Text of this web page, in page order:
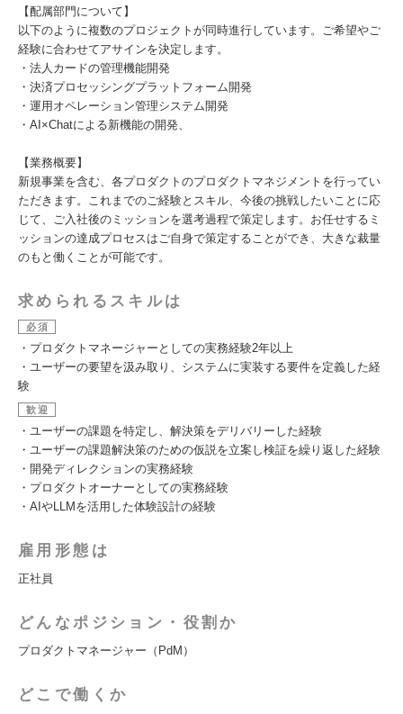
【配属部門について】
以下のように複数のプロジェクトが同時進行しています。ご希望やご
経験に合わせてアサインを決定します。
・法人カードの管理機能開発
・決済プロセッシングプラットフォーム開発
・運用オペレーション管理システム開発
・AI×Chatによる新機能の開発、
【業務概要】
新規事業を含む、各プロダクトのプロダクトマネジメントを行ってい
ただきます。これまでのご経験とスキル、今後の挑戦したいことに応
じて、ご入社後のミッションを選考過程で策定します。お任せするミ
ッションの達成プロセスはご自身で策定することができ、大きな裁量
のもと働くことが可能です。
求められるスキルは
必須
・プロダクトマネージャーとしての実務経験2年以上
・ユーザーの要望を汲み取り、システムに実装する要件を定義した経
験
歓迎
・ユーザーの課題を特定し、解決策をデリバリーした経験
・ユーザーの課題解決策のための仮説を立案し検証を繰り返した経験
・開発ディレクションの実務経験
・プロダクトオーナーとしての実務経験
・AIやLLMを活用した体験設計の経験
雇用形態は
正社員
どんなポジション・役割か
プロダクトマネージャー（PdM）
どこで働くか